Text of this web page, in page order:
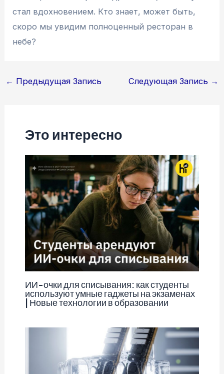
стал вдохновением. Кто знает, может быть,
скоро мы увидим полноценный ресторан в
небе?
Навигация
← Предыдущая Запись Следующая Запись →
Это интересно
ИИ-очки для списывания: как студенты
используют умные гаджеты на экзаменах
| Новые технологии в образовании